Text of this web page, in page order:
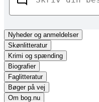
Nyhederog anmeldelser
Skønlitteratur
Krimi og spænding
Biografier
Faglitteratur
Bøger på vej
Om bog.nu